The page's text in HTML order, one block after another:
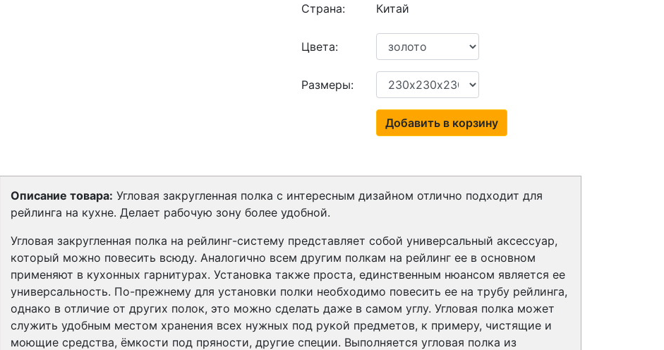
Страна: Китай
Цвета:
Размеры:
Добавить в корзину
Описание товара: Угловая закругленная полка с интересным дизайном отлично подходит для
рейлинга на кухне. Делает рабочую зону более удобной.
Угловая закругленная полка на рейлинг-систему представляет собой универсальный аксессуар,
который можно повесить всюду. Аналогично всем другим полкам на рейлинг ее в основном
применяют в кухонных гарнитурах. Установка также проста, единственным нюансом является ее
универсальность. По-прежнему для установки полки необходимо повесить ее на трубу рейлинга,
однако в отличие от других полок, это можно сделать даже в самом углу. Угловая полка может
служить удобным местом хранения всех нужных под рукой предметов, к примеру, чистящие и
моющие средства, ёмкости под пряности, другие специи. Выполняется угловая полка из